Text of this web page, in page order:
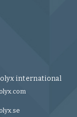
international